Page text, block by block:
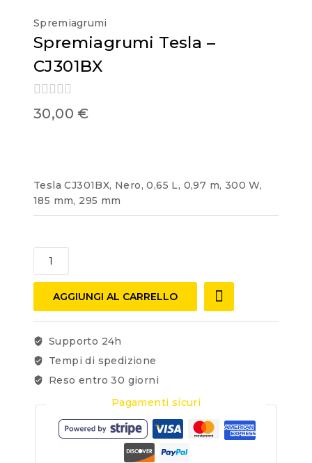
Spremiagrumi
Spremiagrumi Tesla –
CJ301BX
0
out
30,00 €
Tesla CJ301BX, Nero, 0,65 L, 0,97 m, 300 W,
185 mm, 295 mm
AGGIUNGI AL CARRELLO
Supporto 24h
Tempi di spedizione
Reso entro 30 giorni
Pagamenti sicuri